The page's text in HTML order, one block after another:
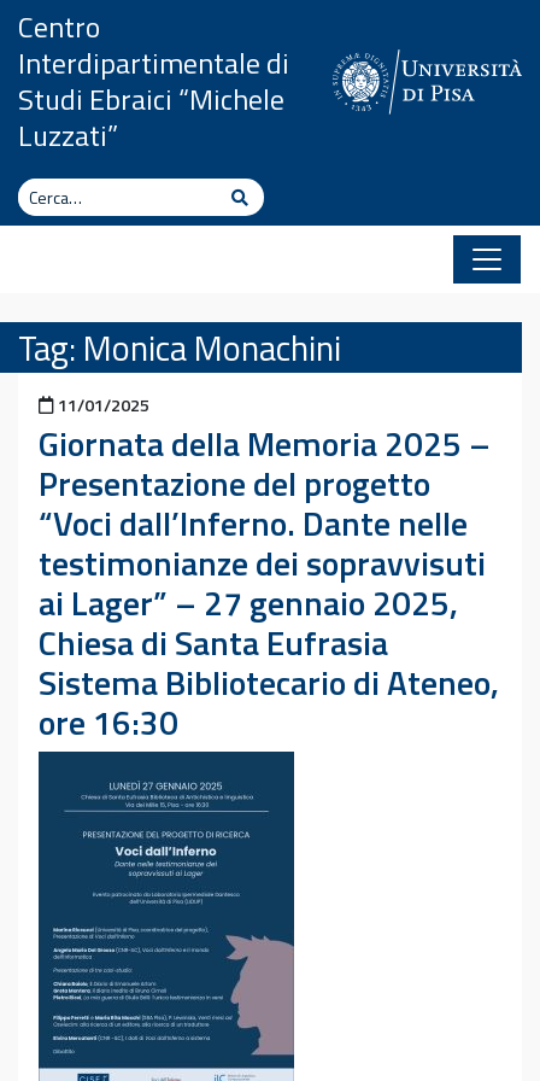
Vai al contenuto
Centro
Interdipartimentale di
Studi Ebraici “Michele
Luzzati”
Cerca Cerca
Tag: Monica Monachini
Pubblicato il
11/01/2025
Giornata della Memoria 2025 –
Presentazione del progetto
“Voci dall’Inferno. Dante nelle
testimonianze dei sopravvisuti
ai Lager” – 27 gennaio 2025,
Chiesa di Santa Eufrasia
Sistema Bibliotecario di Ateneo,
ore 16:30